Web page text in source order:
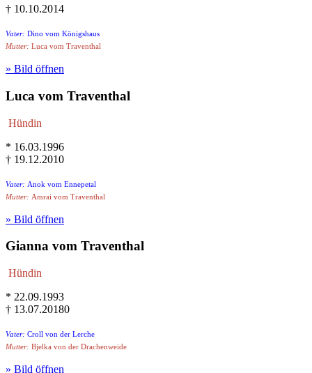
† 10.10.2014
Vater: Dino vom Königshaus
Mutter: Luca vom Traventhal
» Bild öffnen
Luca vom Traventhal
Hündin
* 16.03.1996
† 19.12.2010
Vater: Anok vom Ennepetal
Mutter: Amrai vom Traventhal
» Bild öffnen
Gianna vom Traventhal
Hündin
* 22.09.1993
† 13.07.20180
Vater: Croll von der Lerche
Mutter: Bjelka von der Drachenweide
» Bild öffnen